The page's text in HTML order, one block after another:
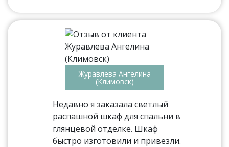
Журавлева Ангелина
(Климовск)
Недавно я заказала светлый
распашной шкаф для спальни в
глянцевой отделке. Шкаф
быстро изготовили и привезли.